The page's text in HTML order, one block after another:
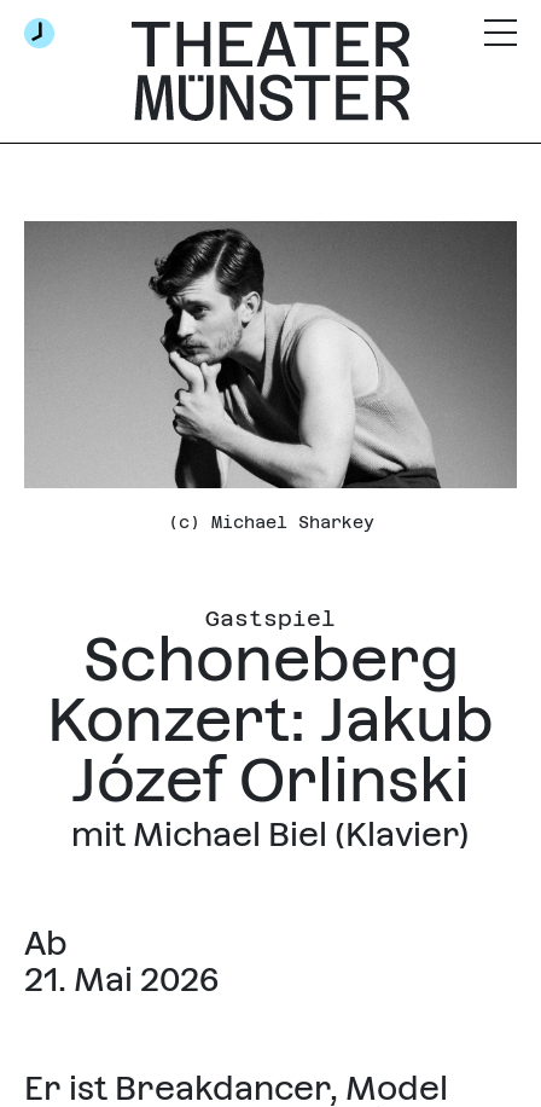
(c) Michael Sharkey
Gastspiel
Schoneberg
Konzert: Jakub
Józef Orlinski
mit Michael Biel (Klavier)
Ab
21. Mai 2026
Er ist Breakdancer, Model